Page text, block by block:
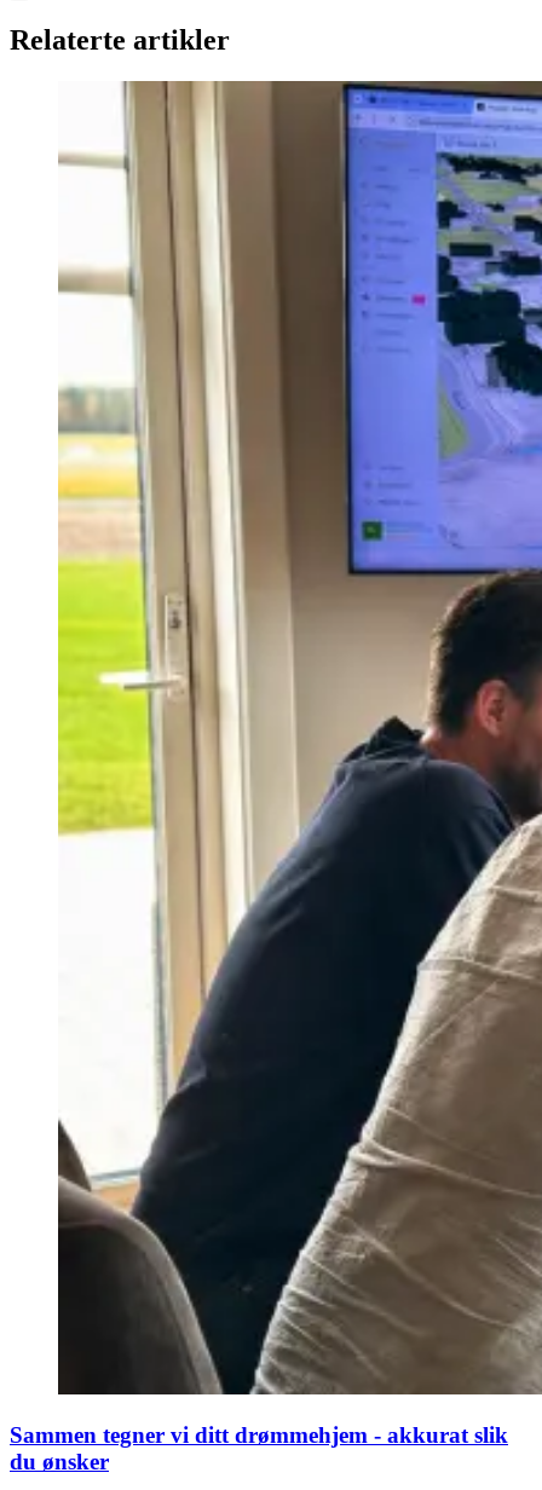
Relaterte artikler
Sammen tegner vi ditt drømmehjem - akkurat slik
du ønsker